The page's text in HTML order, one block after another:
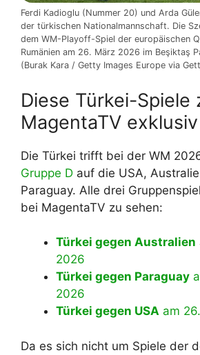
Ferdi Kadioglu (Nummer 20) und Arda
der türkischen Nationalmannschaft. Die
dem WM-Playoff-Spiel der europäischen
Rumänien am 26. März 2026 im Beşiktaş
(Burak Kara / Getty Images Europe via
Diese Türkei-Spiele
MagentaTV exklusiv
Die Türkei trifft bei der WM
Gruppe D auf die USA,
Paraguay. Alle drei
bei MagentaTV zu sehen:
Türkei gegen Australien
2026
Türkei gegen Paraguay
2026
Türkei gegen USA am
Da es sich nicht um Spiele der